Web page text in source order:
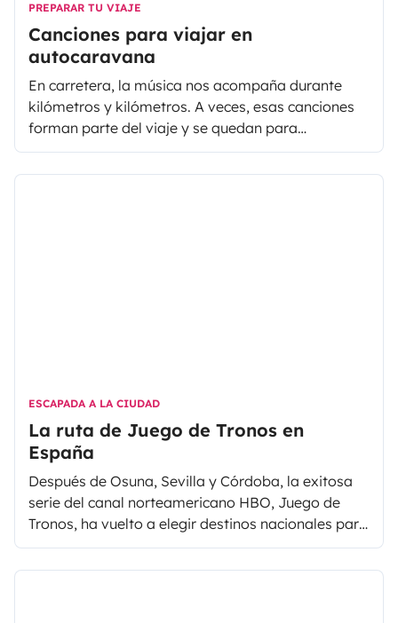
PREPARAR TU VIAJE
Canciones para viajar en
autocaravana
En carretera, la música nos acompaña durante
kilómetros y kilómetros. A veces, esas canciones
forman parte del viaje y se quedan para
siempre guardadas en un CD (o incluso en casete).
Así, son los "indispensables" para cualquier ruta en
ESCAPADA A LA CIUDAD
La ruta de Juego de Tronos en
España
Después de Osuna, Sevilla y Córdoba, la exitosa
serie del canal norteamericano HBO, Juego de
Tronos, ha vuelto a elegir destinos nacionales para
la grabación de su próxima temporada. Esta vez
las elegidas para ambientar Dorne son Girona y